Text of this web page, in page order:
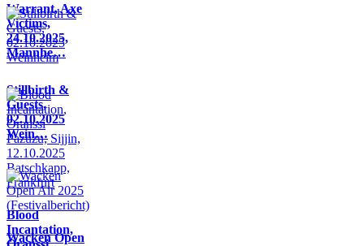
Warrant, Axe
Victims,
24.10.2025,
Mannhe…
Stillbirth &
Guests,
02.10.2025
Wein…
Blood
Incantation,
Wacken Open